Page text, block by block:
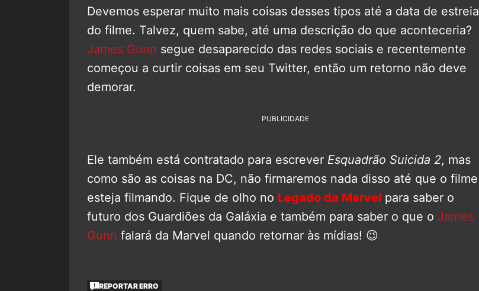
Devemos esperar muito mais coisas desses tipos até a data de estreia
do filme. Talvez, quem sabe, até uma descrição do que aconteceria?
James Gunn segue desaparecido das redes sociais e recentemente
começou a curtir coisas em seu Twitter, então um retorno não deve
demorar.
PUBLICIDADE
Ele também está contratado para escrever Esquadrão Suicida 2, mas
como são as coisas na DC, não firmaremos nada disso até que o filme
esteja filmando. Fique de olho no Legado da Marvel para saber o
futuro dos Guardiões da Galáxia e também para saber o que o James
Gunn falará da Marvel quando retornar às mídias! 😉
REPORTAR ERRO